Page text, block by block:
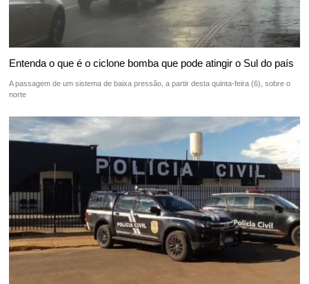
Entenda o que é o ciclone bomba que pode atingir o Sul do país
A passagem de um sistema de baixa pressão, a partir desta quinta-feira (6), sobre o
norte